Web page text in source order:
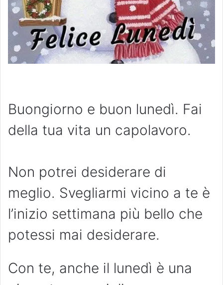
Buongiorno e buon lunedì. Fai
della tua vita un capolavoro.
Non potrei desiderare di
meglio. Svegliarmi vicino a te è
l’inizio settimana più bello che
potessi mai desiderare.
Con te, anche il lunedì è una